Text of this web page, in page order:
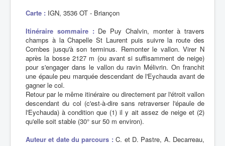
Carte : IGN, 3536 OT - Briançon
Itinéraire sommaire : De Puy Chalvin, monter à travers
champs à la Chapelle St Laurent puis suivre la route des
Combes jusqu'à son terminus. Remonter le vallon. Virer N
après la bosse 2127 m (ou avant si suffisamment de neige)
pour s'engager dans le vallon du ravin Mélivrin. On franchit
une épaule peu marquée descendant de l'Eychauda avant de
gagner le col.
Retour par le même itinéraire ou directement par l'étroit vallon
descendant du col (c'est-à-dire sans retraverser l'épaule de
l'Eychauda) à condition que (1) il y ait assez de neige et (2)
qu'elle soit stable (30° sur 50 m environ).
Auteur et date du parcours :C. et D. Pastre, A. Decarreau,